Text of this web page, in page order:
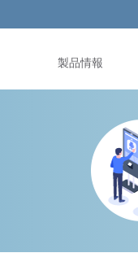
製品情報